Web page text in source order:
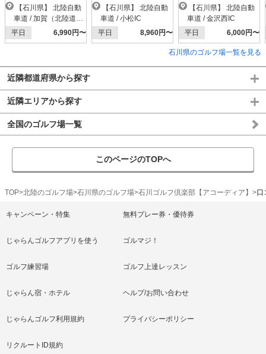
車道 / 加賀（北陸道）I
C
平日 6,990円〜
車道 / 小松IC
平日
8,960円〜
車道 / 金沢西IC
平日
6,000円〜
石川県のゴルフ場一覧を見る
近隣都道府県から探す
近隣エリアから探す
全国のゴルフ場一覧
このページのTOPへ
TOP 北陸のゴルフ場 石川県のゴルフ場 石川ゴルフ倶楽部【アコーディア】 口
キャンペーン・特集 無料プレー券・優待券
じゃらんゴルフアプリを使う ゴルマジ！
ゴルフ練習場 ゴルフ上達レッスン
じゃらん宿・ホテル ヘルプ/お問い合わせ
じゃらんゴルフ利用規約 プライバシーポリシー
リクルートID規約